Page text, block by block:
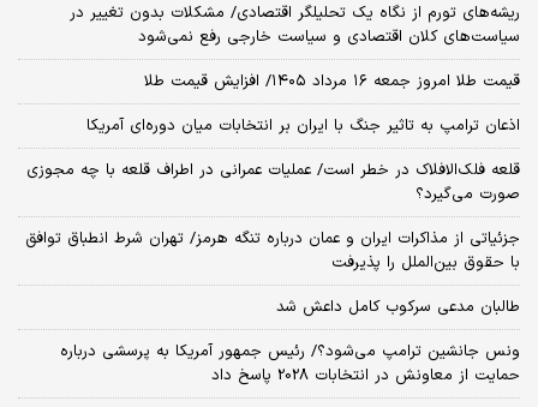
ریشه‌های تورم از نگاه یک تحلیلگر اقتصادی/ مشکلات بدون تغییر در
سیاست‌های کلان اقتصادی و سیاست خارجی رفع نمی‌شود
قیمت طلا امروز جمعه ۱۶ مرداد ۱۴۰۵/ افزایش قیمت طلا
اذعان ترامپ به تاثیر جنگ با ایران بر انتخابات میان دوره‌ای آمریکا
قلعه فلک‌الافلاک در خطر است/ عملیات عمرانی در اطراف قلعه با چه مجوزی
صورت می‌گیرد؟
جزئیاتی از مذاکرات ایران و عمان درباره تنگه هرمز/ تهران شرط انطباق توافق
با حقوق بین‌الملل را پذیرفت
طالبان مدعی سرکوب کامل داعش شد
ونس جانشین ترامپ می‌شود؟/ رئیس جمهور آمریکا به پرسشی درباره
حمایت از معاونش در انتخابات 2028 پاسخ داد